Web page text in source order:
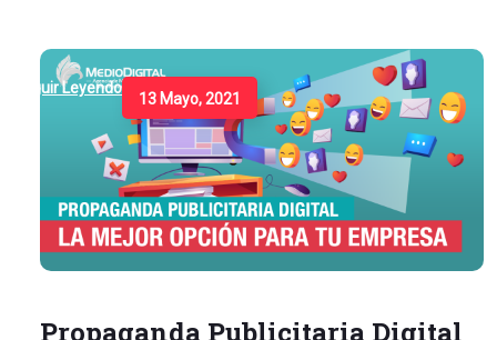
Seguir Leyendo
13 Mayo, 2021
Propaganda Publicitaria Digital